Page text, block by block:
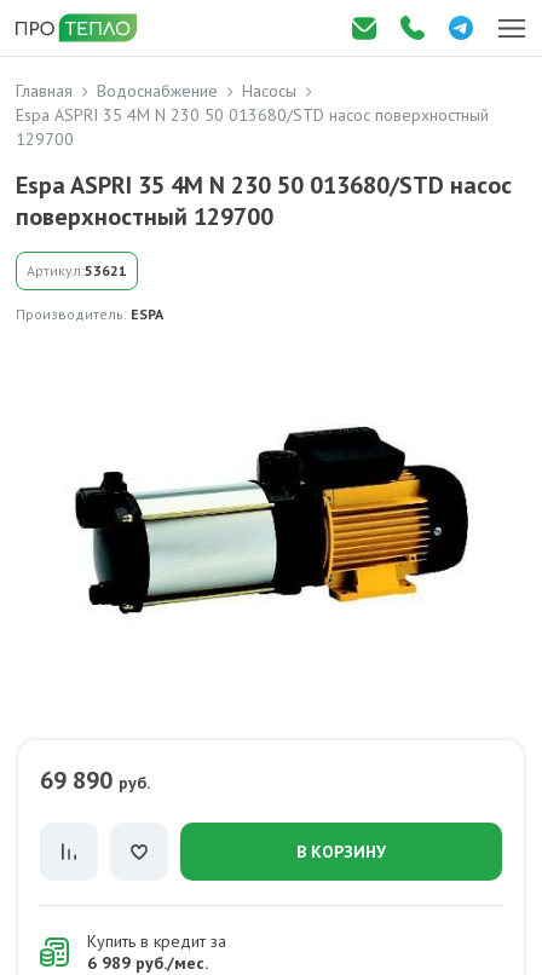
Главная Водоснабжение
Насосы
Espa ASPRI 35 4M N 230 50 013680/STD насос поверхностный
129700
Espa ASPRI 35 4M N 230 50 013680/STD насос
поверхностный 129700
Артикул:53621
Производитель: ESPA
69 890 руб.
В КОРЗИНУ
Купить в кредит за
6 989 руб./мес.